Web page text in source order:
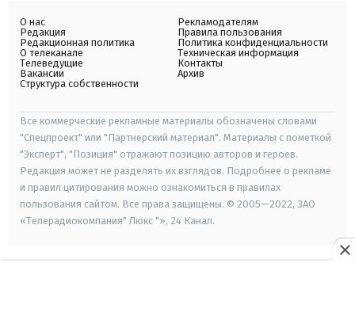
О нас
Редакция
Редакционная политика
О телеканале
Телеведущие
Вакансии
Структура собственности
Рекламодателям
Правила пользования
Политика конфиденциальности
Техническая информация
Контакты
Архив
Все коммерческие рекламные материалы обозначены словами
"Спецпроект" или "Партнерский материал". Материалы с пометкой
"Эксперт", "Позиция" отражают позицию авторов и героев.
Редакция может не разделять их взглядов. Подробнее о рекламе
и правил цитирования можно ознакомиться в правилах
пользования сайтом. Все права защищены. © 2005—2022, ЗАО
«Телерадиокомпания" Люкс "», 24 Канал.